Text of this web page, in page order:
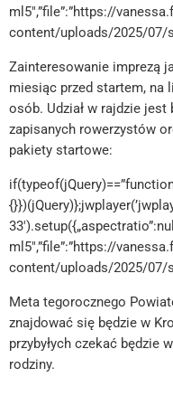
ml5″,”file”:”https://
content/uploads/2025/07/
Zainteresowanie imprezą
miesiąc przed startem, na
osób. Udział w rajdzie jest
zapisanych rowerzystów
pakiety startowe:
ml5″,”file”:”https://
content/uploads/2025/07/
Meta tegorocznego
znajdować się będzie w
przybyłych czekać będzie
rodziny.